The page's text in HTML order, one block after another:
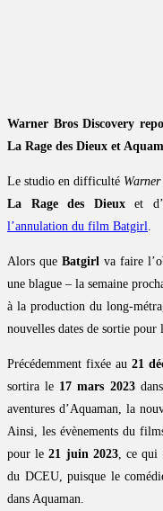
Warner Bros Discovery
La Rage des Dieux et
Le studio en difficulté
La Rage des Dieuxet
l’annulation du film Batgirl.
Alors que Batgirlva faire
une blague – la semaine
à la production du long-
nouvelles dates de sortie pour
Précédemment fixée au21
sortira le 17 mars 2023
aventures d’Aquaman, la
Ainsi, les évènements du
pour le21 juin 2023, ce qui
du DCEU, puisque le
dans Aquaman.